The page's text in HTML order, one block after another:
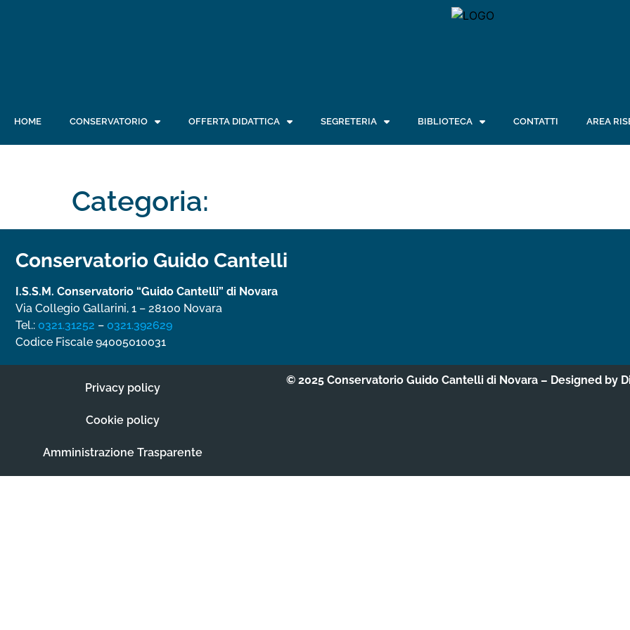
HOME CONSERVATORIO OFFERTA DIDATTICA SEGRETERIA BIBLIOTECA CONTATTI AREA
Categoria:
Conservatorio Guido Cantelli
I.S.S.M. Conservatorio “Guido Cantelli” di Novara
Via Collegio Gallarini, 1 – 28100 Novara
Tel.: 0321.31252 – 0321.392629
Codice Fiscale 94005010031­
Privacy policy
Cookie policy
Amministrazione Trasparente
© 2025 Conservatorio Guido Cantelli di Novara – Designed by